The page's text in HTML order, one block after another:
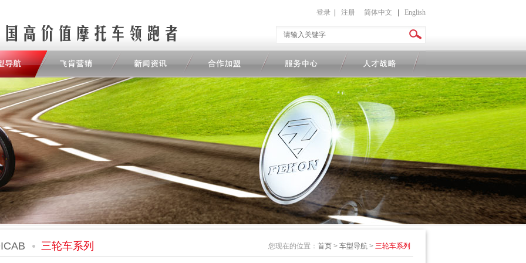
登录 注册 简体中文 English
三轮车系列 您现在的位置： 首页 > 车型导航 > 三轮车系列